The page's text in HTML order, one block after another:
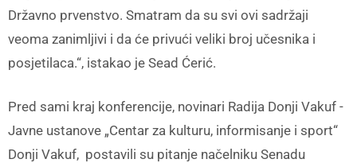
Državno prvenstvo. Smatram da su svi ovi sadržaji
veoma zanimljivi i da će privući veliki broj učesnika i
posjetilaca.“, istakao je Sead Ćerić.
Pred sami kraj konferencije, novinari Radija Donji Vakuf -
Javne ustanove „Centar za kulturu, informisanje i sport“
Donji Vakuf, postavili su pitanje načelniku Senadu